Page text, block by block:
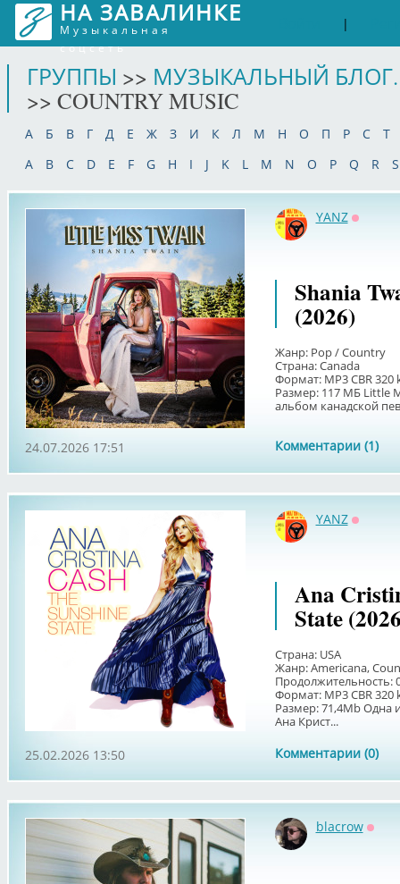
НА ЗАВАЛИНКЕ
Музыкальная
соцсеть
|
ГРУППЫ >> МУЗЫКАЛЬНЫЙ
>> COUNTRY MUSIC
А Б В Г Д Е Ж З И К Л М Н О П Р С
Т
A
B C D E F G H I J K L M N O P Q R S
YANZ
Shania
(2026)
Жанр: Pop / Country
Страна: Canada
Формат: MP3 CBR 320
Размер: 117 МБ Little
альбом канадской
Комментарии (1)
24.07.2026 17:51
YANZ
Ana
State
Страна: USA
Жанр: Americana,
Продолжительность:
Формат: MP3 CBR 320
Размер: 71,4Mb Одна
Ана Крист...
Комментарии (0)
25.02.2026 13:50
blacrow